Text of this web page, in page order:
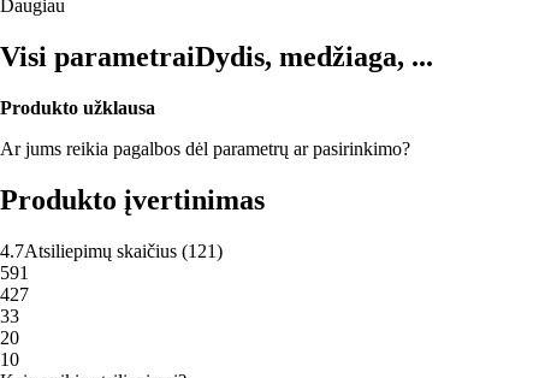
Daugiau
Visi parametraiDydis, medžiaga, ...
Produkto užklausa
Ar jums reikia pagalbos dėl parametrų ar pasirinkimo?
Produkto įvertinimas
4.7Atsiliepimų skaičius (121)
591
427
33
20
10